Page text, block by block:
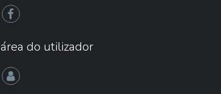
área do utilizador